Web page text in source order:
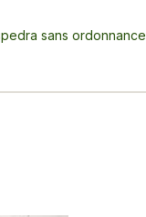
sans ordonnance